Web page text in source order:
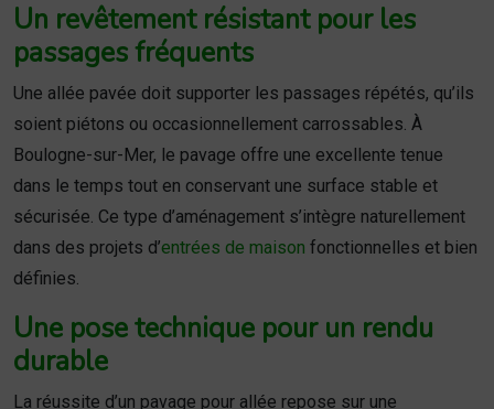
Un revêtement résistant pour les
passages fréquents
Une allée pavée doit supporter les passages répétés, qu’ils
soient piétons ou occasionnellement carrossables. À
Boulogne-sur-Mer, le pavage offre une excellente tenue
dans le temps tout en conservant une surface stable et
sécurisée. Ce type d’aménagement s’intègre naturellement
dans des projets d’entrées de maison fonctionnelles et bien
définies.
Une pose technique pour un rendu
durable
La réussite d’un pavage pour allée repose sur une